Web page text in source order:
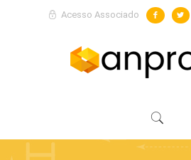
Acesso Associado